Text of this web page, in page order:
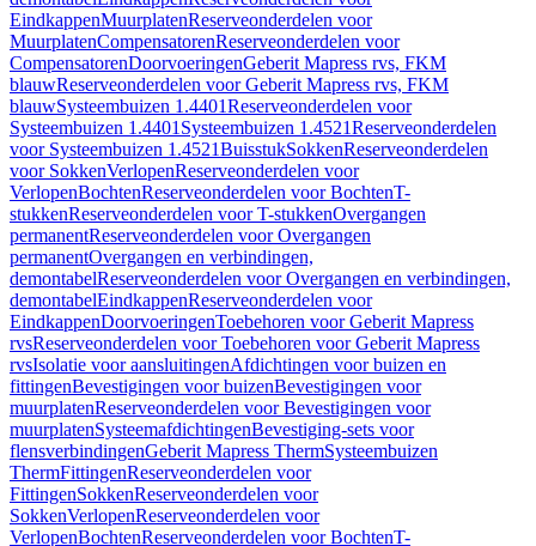
EindkappenMuurplatenReserveonderdelen voor
MuurplatenCompensatorenReserveonderdelen voor
CompensatorenDoorvoeringenGeberit Mapress rvs, FKM
blauwReserveonderdelen voor Geberit Mapress rvs, FKM
blauwSysteembuizen 1.4401Reserveonderdelen voor
Systeembuizen 1.4401 Systeembuizen 1.4521Reserveonderdelen
voor Systeembuizen 1.4521BuisstukSokkenReserveonderdelen
voor SokkenVerlopenReserveonderdelen voor
VerlopenBochtenReserveonderdelen voor BochtenT-
stukkenReserveonderdelen voor T-stukkenOvergangen
permanentReserveonderdelen voor Overgangen
permanentOvergangen en verbindingen,
demontabelReserveonderdelen voor Overgangen en verbindingen,
demontabelEindkappenReserveonderdelen voor
EindkappenDoorvoeringenToebehoren voor Geberit Mapress
rvsReserveonderdelen voor Toebehoren voor Geberit Mapress
rvsIsolatie voor aansluitingenAfdichtingen voor buizen en
fittingenBevestigingen voor buizenBevestigingen voor
muurplatenReserveonderdelen voor Bevestigingen voor
muurplatenSysteemafdichtingenBevestiging-sets voor
flensverbindingenGeberit Mapress ThermSysteembuizen
ThermFittingenReserveonderdelen voor
FittingenSokkenReserveonderdelen voor
SokkenVerlopenReserveonderdelen voor
VerlopenBochtenReserveonderdelen voor BochtenT-